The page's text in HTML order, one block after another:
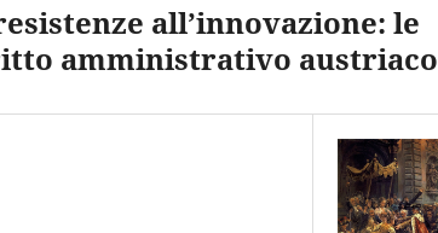
all’innovazione: le
amministrativo austriaco